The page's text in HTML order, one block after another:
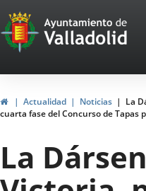
Portal
Web
del
de
Valladolid
HomeActualidad Noticias
La
cuarta fase del Concurso de Tapas
La